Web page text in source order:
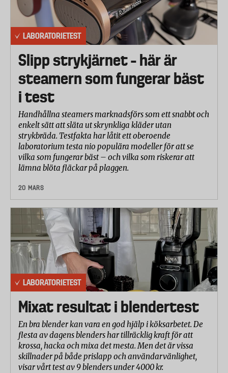
LABORATORIETEST
Slipp strykjärnet – här är
steamern som fungerar bäst
i test
Handhållna steamers marknadsförs som ett snabbt och
enkelt sätt att släta ut skrynkliga kläder utan
strykbräda. Testfakta har låtit ett oberoende
laboratorium testa nio populära modeller för att se
vilka som fungerar bäst – och vilka som riskerar att
lämna blöta fläckar på plaggen.
20 MARS
LABORATORIETEST
Mixat resultat i blendertest
En bra blender kan vara en god hjälp i köksarbetet. De
flesta av dagens blenders har tillräcklig kraft för att
krossa, hacka och mixa det mesta. Men det är vissa
skillnader på både prislapp och användarvänlighet,
visar vårt test av 9 blenders under 4000 kr.